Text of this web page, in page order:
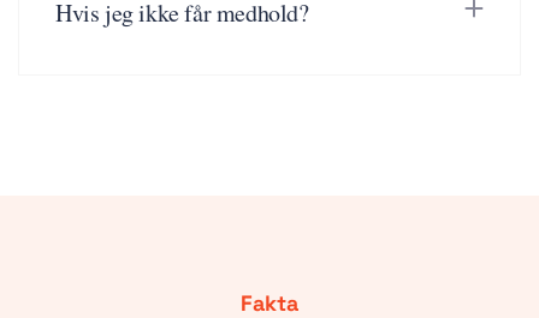
Hvis jeg ikke får medhold?
Fakta